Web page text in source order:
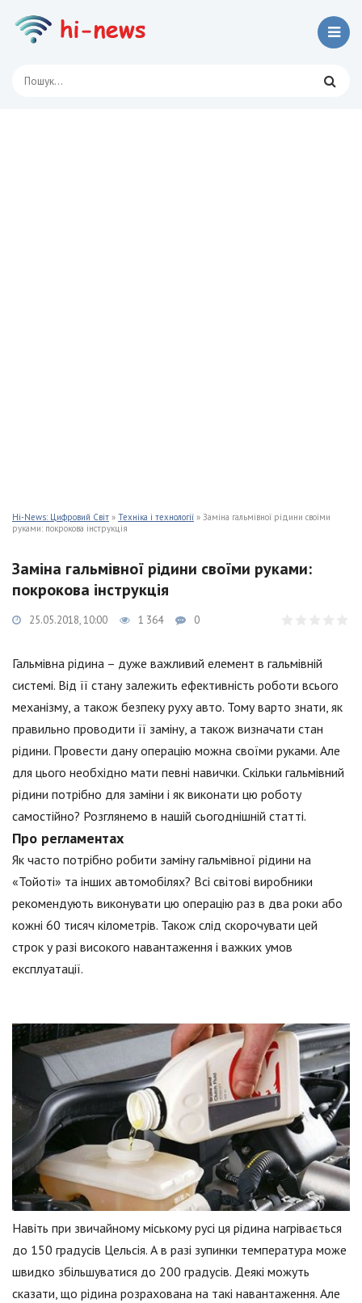
Hi-News: Цифровий Світ » Техніка і технології » Заміна гальмівної рідини своїми
руками: покрокова інструкція
Заміна гальмівної рідини своїми руками:
покрокова інструкція
25.05.2018, 10:00 1 364 0
Гальмівна рідина – дуже важливий елемент в гальмівній
системі. Від її стану залежить ефективність роботи всього
механізму, а також безпеку руху авто. Тому варто знати, як
правильно проводити її заміну, а також визначати стан
рідини. Провести дану операцію можна своїми руками. Але
для цього необхідно мати певні навички. Скільки гальмівний
рідини потрібно для заміни і як виконати цю роботу
самостійно? Розглянемо в нашій сьогоднішній статті.
Про регламентах
Як часто потрібно робити заміну гальмівної рідини на
«Тойоті» та інших автомобілях? Всі світові виробники
рекомендують виконувати цю операцію раз в два роки або
кожні 60 тисяч кілометрів. Також слід скорочувати цей
строк у разі високого навантаження і важких умов
експлуатації.
Навіть при звичайному міському русі ця рідина нагрівається
до 150 градусів Цельсія. А в разі зупинки температура може
швидко збільшуватися до 200 градусів. Деякі можуть
сказати, що рідина розрахована на такі навантаження. Але